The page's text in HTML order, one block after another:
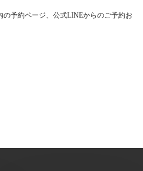
予約ページ、公式LINEからのご予約お